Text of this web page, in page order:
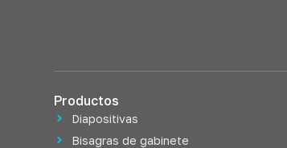
Productos
Diapositivas
Bisagras de gabinete